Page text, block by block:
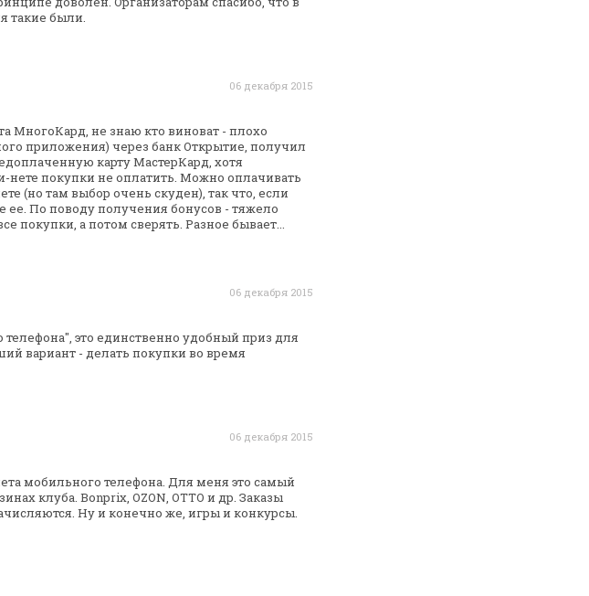
такие были.
06 декабря 2015
МногоКард, не знаю кто виноват - плохо
приложения) через банкОткрытие, получил
карту МастерКард, хотя
нете покупки не оплатить. Можно оплачивать
(но там выбор очень скуден), так что, если
ее. По поводу получения бонусов - тяжело
покупки, а потом сверять. Разное бывает...
06 декабря 2015
телефона", это единственно удобный приз для
вариант - делать покупки во время
06 декабря 2015
мобильного телефона. Для меня это самый
клуба. Bonprix, OZON, OTTO и др. Заказы
Ну и конечно же, игры и конкурсы.